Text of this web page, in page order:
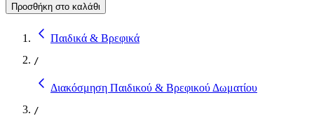
Προσθήκη στο καλάθι
Παιδικά & Βρεφικά
/
Διακόσμηση Παιδικού & Βρεφικού Δωματίου
/